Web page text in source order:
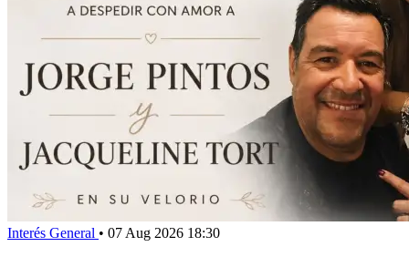
Interés General • 07 Aug 2026 18:30